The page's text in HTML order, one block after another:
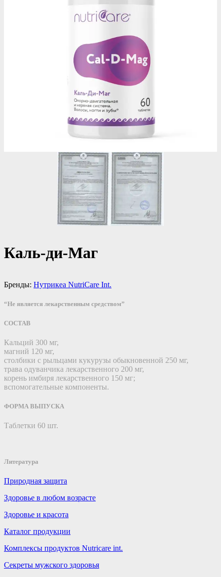
Каль-ди-Маг
Бренды: Нутрикеа NutriCare Int.
“Не является лекарственным средством”
СОСТАВ
Кальций 300 мг,
магний 120 мг,
столбики с рыльцами кукурузы обыкновенной 250 мг,
трава одуванчика лекарственного 200 мг,
корень имбиря лекарственного 150 мг;
вспомогательные компоненты.
ФОРМА ВЫПУСКА
Таблетки 60 шт.
Литература
Природная защита
Здоровье в любом возрасте
Здоровье и красота
Каталог продукции
Комплексы продуктов Nutricare int.
Секреты мужского здоровья